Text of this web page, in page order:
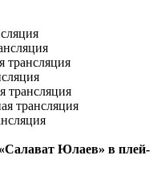
трансляция
трансляция
Юлаев» в плей-